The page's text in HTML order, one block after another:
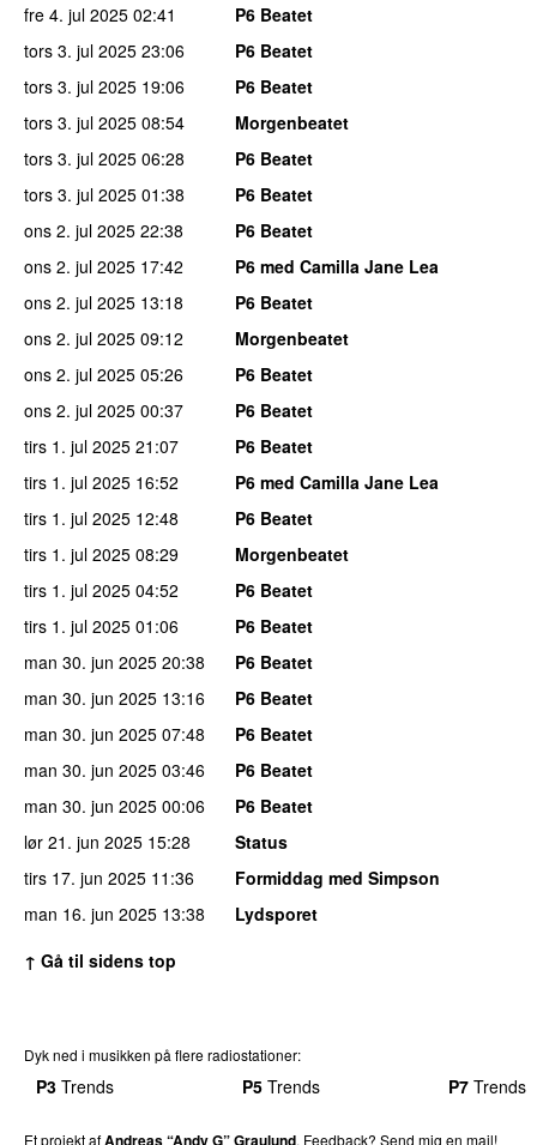
fre 4. jul 2025 02:41
P6 Beatet
tors 3. jul 2025 23:06
P6 Beatet
tors 3. jul 2025 19:06
P6 Beatet
tors 3. jul 2025 08:54
Morgenbeatet
tors 3. jul 2025 06:28
P6 Beatet
tors 3. jul 2025 01:38
P6 Beatet
ons 2. jul 2025 22:38
P6 Beatet
ons 2. jul 2025 17:42
P6 med Camilla Jane Lea
ons 2. jul 2025 13:18
P6 Beatet
ons 2. jul 2025 09:12
Morgenbeatet
ons 2. jul 2025 05:26
P6 Beatet
ons 2. jul 2025 00:37
P6 Beatet
tirs 1. jul 2025 21:07
P6 Beatet
tirs 1. jul 2025 16:52
P6 med Camilla Jane Lea
tirs 1. jul 2025 12:48
P6 Beatet
tirs 1. jul 2025 08:29
Morgenbeatet
tirs 1. jul 2025 04:52
P6 Beatet
tirs 1. jul 2025 01:06
P6 Beatet
man 30. jun 2025 20:38
P6 Beatet
man 30. jun 2025 13:16
P6 Beatet
man 30. jun 2025 07:48
P6 Beatet
man 30. jun 2025 03:46
P6 Beatet
man 30. jun 2025 00:06
P6 Beatet
lør 21. jun 2025 15:28
Status
tirs 17. jun 2025 11:36
Formiddag med Simpson
man 16. jun 2025 13:38
Lydsporet
↑ Gå til sidens top
Dyk ned i musikken på flere radiostationer:
P3 Trends P5 Trends P7 Trends
Et projekt afAndreas “Andy G” Graulund. Feedback? Send mig en mail!